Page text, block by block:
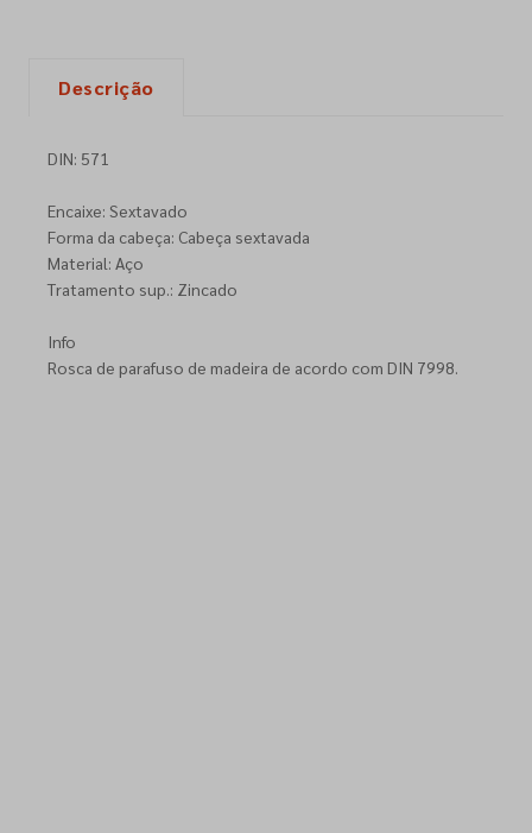
Descrição
DIN: 571
Encaixe: Sextavado
Forma da cabeça: Cabeça sextavada
Material: Aço
Tratamento sup.: Zincado
Info
Rosca de parafuso de madeira de acordo com DIN 7998.